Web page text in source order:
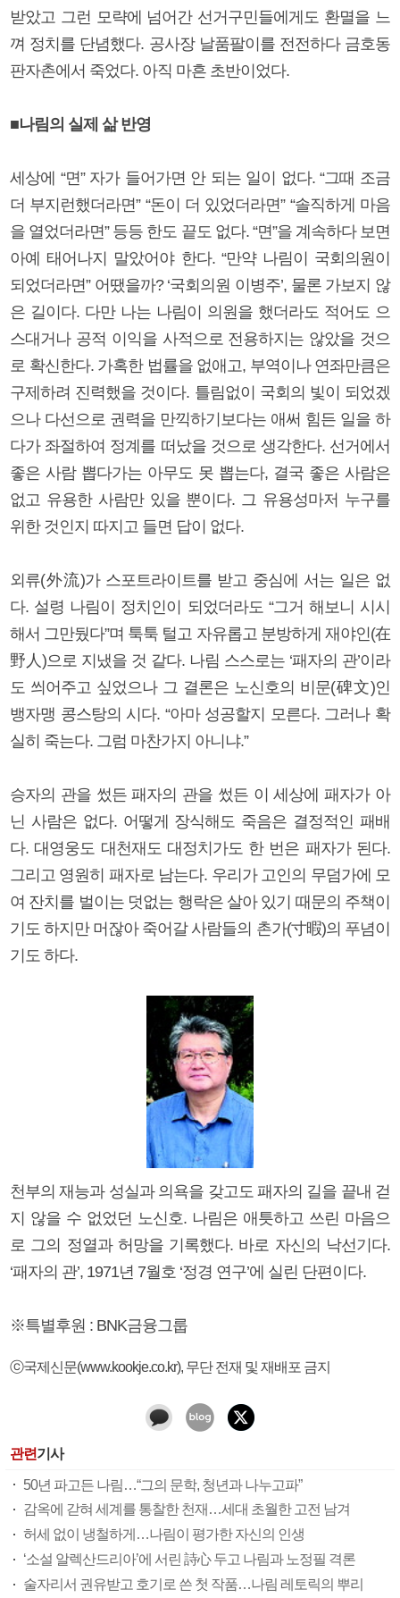
받았고 그런 모략에 넘어간 선거구민들에게도 환멸을 느
껴 정치를 단념했다. 공사장 날품팔이를 전전하다 금호동
판자촌에서 죽었다. 아직 마흔 초반이었다.
■나림의 실제 삶 반영
세상에 “면” 자가 들어가면 안 되는 일이 없다. “그때 조금
더 부지런했더라면” “돈이 더 있었더라면” “솔직하게 마음
을 열었더라면” 등등 한도 끝도 없다. “면”을 계속하다 보면
아예 태어나지 말았어야 한다. “만약 나림이 국회의원이
되었더라면” 어땠을까? ‘국회의원 이병주’, 물론 가보지 않
은 길이다. 다만 나는 나림이 의원을 했더라도 적어도 으
스대거나 공적 이익을 사적으로 전용하지는 않았을 것으
로 확신한다. 가혹한 법률을 없애고, 부역이나 연좌만큼은
구제하려 진력했을 것이다. 틀림없이 국회의 빛이 되었겠
으나 다선으로 권력을 만끽하기보다는 애써 힘든 일을 하
다가 좌절하여 정계를 떠났을 것으로 생각한다. 선거에서
좋은 사람 뽑다가는 아무도 못 뽑는다, 결국 좋은 사람은
없고 유용한 사람만 있을 뿐이다. 그 유용성마저 누구를
위한 것인지 따지고 들면 답이 없다.
외류(外流)가 스포트라이트를 받고 중심에 서는 일은 없
다. 설령 나림이 정치인이 되었더라도 “그거 해보니 시시
해서 그만뒀다”며 툭툭 털고 자유롭고 분방하게 재야인(在
野人)으로 지냈을 것 같다. 나림 스스로는 ‘패자의 관’이라
도 씌어주고 싶었으나 그 결론은 노신호의 비문(碑文)인
뱅자맹 콩스탕의 시다. “아마 성공할지 모른다. 그러나 확
실히 죽는다. 그럼 마찬가지 아니냐.”
승자의 관을 썼든 패자의 관을 썼든 이 세상에 패자가 아
닌 사람은 없다. 어떻게 장식해도 죽음은 결정적인 패배
다. 대영웅도 대천재도 대정치가도 한 번은 패자가 된다.
그리고 영원히 패자로 남는다. 우리가 고인의 무덤가에 모
여 잔치를 벌이는 덧없는 행락은 살아 있기 때문의 주책이
기도 하지만 머잖아 죽어갈 사람들의 촌가(寸暇)의 푸념이
기도 하다.
천부의 재능과 성실과 의욕을 갖고도 패자의 길을 끝내 걷
지 않을 수 없었던 노신호. 나림은 애틋하고 쓰린 마음으
로 그의 정열과 허망을 기록했다. 바로 자신의 낙선기다.
‘패자의 관’, 1971년 7월호 ‘정경 연구’에 실린 단편이다.
※특별후원 : BNK금융그룹
ⓒ국제신문(www.kookje.co.kr), 무단 전재 및 재배포 금지
관련기사
50년 파고든 나림…“그의 문학, 청년과 나누고파”
감옥에 갇혀 세계를 통찰한 천재…세대 초월한 고전 남겨
허세 없이 냉철하게…나림이 평가한 자신의 인생
‘소설 알렉산드리아’에 서린 詩心 두고 나림과 노정필 격론
술자리서 권유받고 호기로 쓴 첫 작품…나림 레토릭의 뿌리